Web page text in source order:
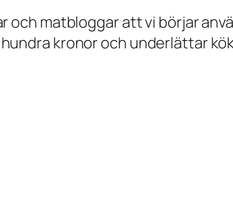
och matbloggar att vi börjar
kronor och underlättar